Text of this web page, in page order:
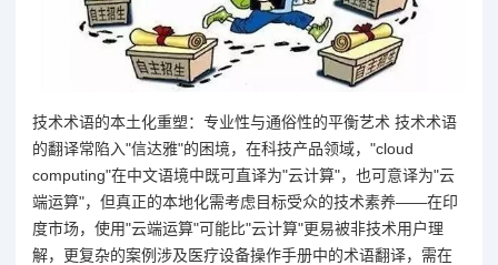
技术术语的本土化重塑：专业性与通俗性的平衡艺术 技术术语
的翻译常陷入"信达雅"的困境，在科技产品领域，"cloud
computing"在中文语境中既可直译为"云计算"，也可意译为"云
端运算"，但真正的本地化需考虑目标受众的技术素养——在印
度市场，使用"云端运算"可能比"云计算"更易被非技术用户理
解，更复杂的案例涉及医疗设备操作手册中的术语翻译，需在